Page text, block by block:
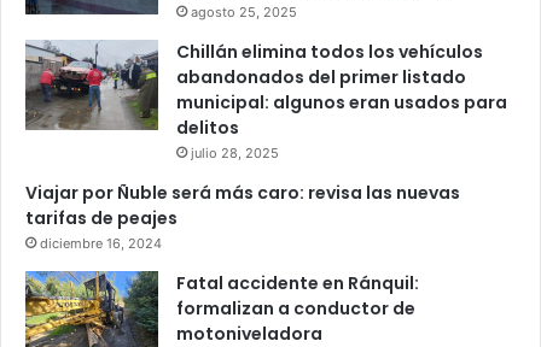
agosto 25, 2025
Chillán elimina todos los vehículos
abandonados del primer listado
municipal: algunos eran usados para
delitos
julio 28, 2025
Viajar por Ñuble será más caro: revisa las nuevas
tarifas de peajes
diciembre 16, 2024
Fatal accidente en Ránquil:
formalizan a conductor de
motoniveladora